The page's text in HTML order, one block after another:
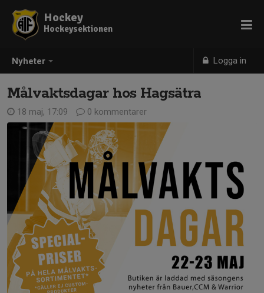
Nyheter Logga in
Hockey
Hockeysektionen
Målvaktsdagar hos Hagsätra
18 maj, 17:09 0 kommentarer